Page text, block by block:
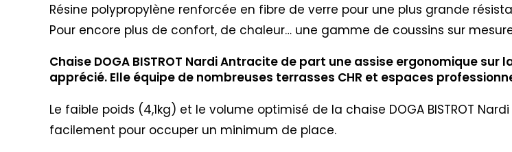
Résine polypropylène renforcée en fibre de verre pour une plus grande
Pour encore plus de confort, de chaleur… une gamme de coussins sur
Chaise DOGA BISTROT Nardi Antracite de part une assise ergonomique
apprécié. Elle équipe de nombreuses terrasses CHR et espaces
Le faible poids (4,1kg) et le volume optimisé de la chaise DOGA BISTROT
facilement pour occuper un minimum de place.